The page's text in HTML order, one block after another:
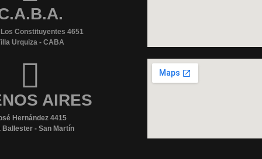
Constituyentes 4651
Urquiza - CABA
AIRES
Hernández 4415
Ballester - San Martín